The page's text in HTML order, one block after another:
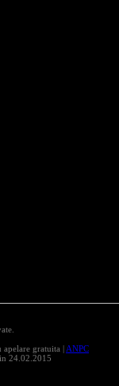
gratuita | ANPC
24.02.2015